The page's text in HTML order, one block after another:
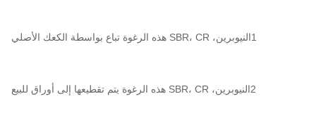
1النيوبرين، SBR، CR هذه الرغوة تباع بواسطة الكعك الأصلي
2النيوبرين، SBR، CR هذه الرغوة يتم تقطيعها إلى أوراق للبيع